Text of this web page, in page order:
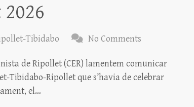
Tibidabo No Comments
de Ripollet (CER) lamentem comunicar
Tibidabo-Ripollet que s’havia de celebrar
el…